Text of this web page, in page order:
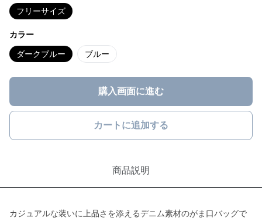
フリーサイズ
カラー
ダークブルー ブルー
購入画面に進む
カートに追加する
商品説明
カジュアルな装いに上品さを添えるデニム素材のがま口バッグで